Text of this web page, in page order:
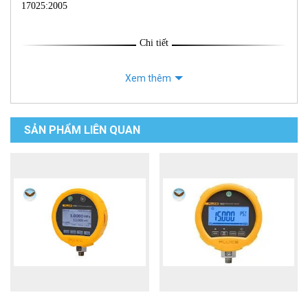
17025:2005
Chi tiết
Xem thêm
SẢN PHẨM LIÊN QUAN